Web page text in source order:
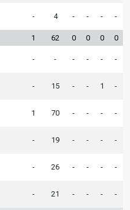
- 4 - - - -
1 62 0 0 0 0
- - - - - -
- 15 - - 1 -
1 70 - - - -
- 19 - - - -
- 26 - - - -
- 21 - - - -